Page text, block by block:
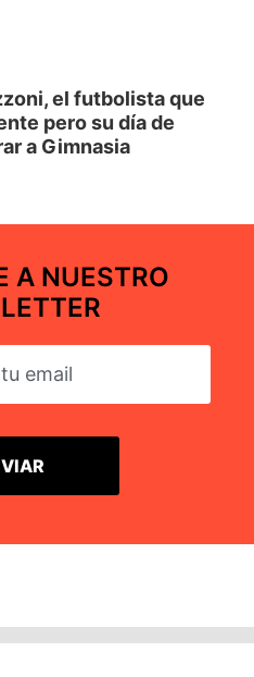
el futbolista que
pero su día de
a Gimnasia
A NUESTRO